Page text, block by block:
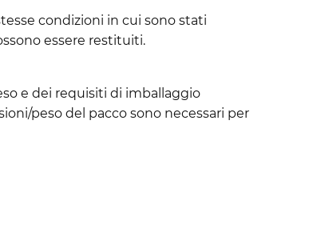
condizioni in cui sono stati
essere restituiti.
e dei requisiti di imballaggio
peso del pacco sono necessari per